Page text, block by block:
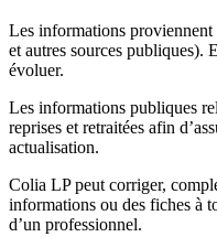
Les informations
et autres sources publiques).
évoluer.
Les informations publiques
reprises et retraitées afin
actualisation.
Colia LP peut corriger,
informations ou des fiches à
d’un professionnel.